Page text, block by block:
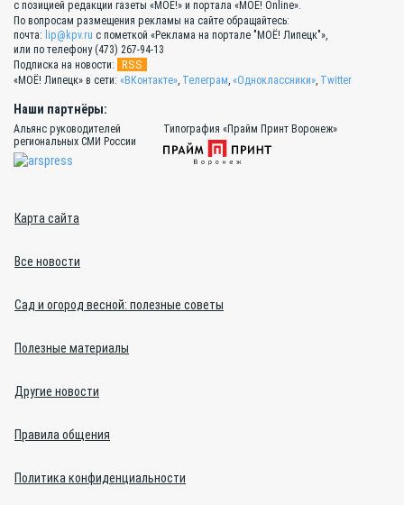
с позицией редакции газеты «МОЁ!» и портала «МОЁ! Online».
По вопросам размещения рекламы на сайте обращайтесь:
почта: lip@kpv.ru с пометкой «Реклама на портале "МОЁ! Липецк"»,
или по телефону (473) 267-94-13
Подписка на новости:
RSS
«МОЁ! Липецк» в сети: «ВКонтакте» Телеграм «Одноклассники» Twitter
Наши партнёры:
Альянс руководителей
региональных СМИ России
Типография «Прайм Принт Воронеж»
Карта сайта
Все новости
Сад и огород весной: полезные советы
Полезные материалы
Другие новости
Правила общения
Политика конфиденциальности